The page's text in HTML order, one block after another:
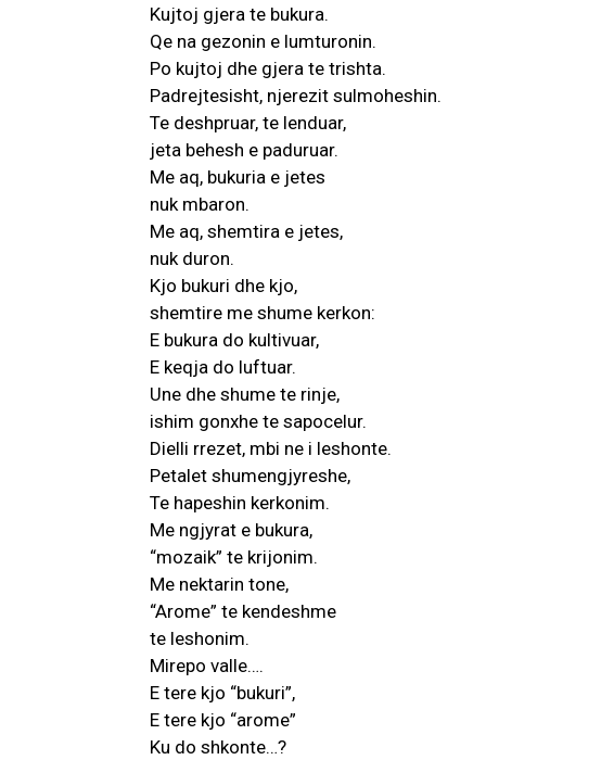
Kujtoj gjera te bukura.
Qe na gezonin e lumturonin.
Po kujtoj dhe gjera te trishta.
Padrejtesisht, njerezit sulmoheshin.
Te deshpruar, te lenduar,
jeta behesh e paduruar.
Me aq, bukuria e jetes
nuk mbaron.
Me aq, shemtira e jetes,
nuk duron.
Kjo bukuri dhe kjo,
shemtire me shume kerkon:
E bukura do kultivuar,
E keqja do luftuar.
Une dhe shume te rinje,
ishim gonxhe te sapocelur.
Dielli rrezet, mbi ne i leshonte.
Petalet shumengjyreshe,
Te hapeshin kerkonim.
Me ngjyrat e bukura,
“mozaik” te krijonim.
Me nektarin tone,
“Arome” te kendeshme
te leshonim.
Mirepo valle….
E tere kjo “bukuri”,
E tere kjo “arome”
Ku do shkonte…?